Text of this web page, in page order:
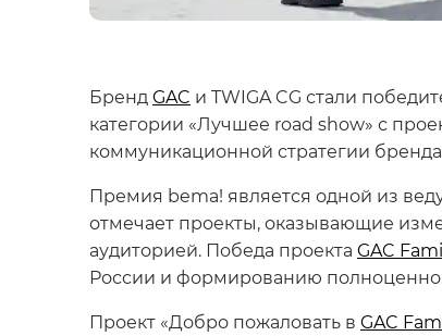
Бренд GAC и TWIGA CG стали
категории «Лучшее road show» с
коммуникационной стратегии бренда
Премия bema! является одной из
отмечает проекты, оказывающие
аудиторией. Победа проекта GAC
России и формированию
Проект «Добро пожаловать в GAC